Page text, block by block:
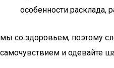
особенности расклада,
мы со здоровьем, поэтому
самочувствием и одевайте